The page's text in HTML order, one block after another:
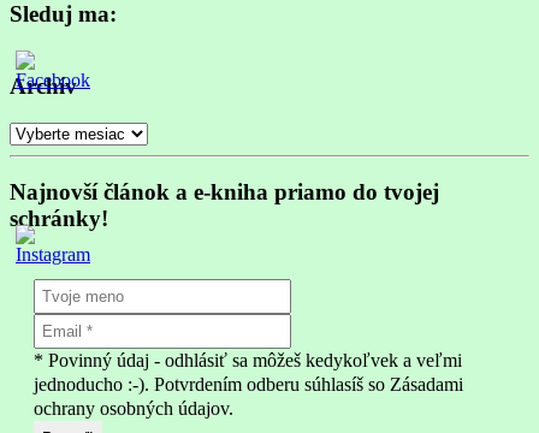
Sleduj ma:
Archív
Archív
Najnovší článok a e-kniha priamo do tvojej
schránky!
* Povinný údaj - odhlásiť sa môžeš kedykoľvek a veľmi
jednoducho :-). Potvrdením odberu súhlasíš so Zásadami
ochrany osobných údajov.